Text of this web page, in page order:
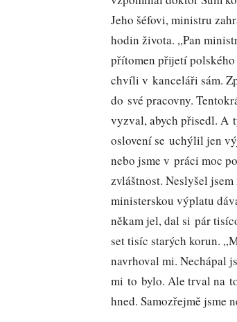
Jeho šéfovi, ministru
hodin života. „Pan
přítomen přijetí polského
chvíli v kanceláři sám.
do své pracovny.
vyzval, abych přisedl. A
oslovení se uchýlil jen
nebo jsme v práci moc
zvláštnost. Neslyšel
ministerskou výplatu
někam jel, dal si pár
set tisíc starých korun.
navrhoval mi. Nechápal
mi to bylo. Ale trval na
hned. Samozřejmě jsme